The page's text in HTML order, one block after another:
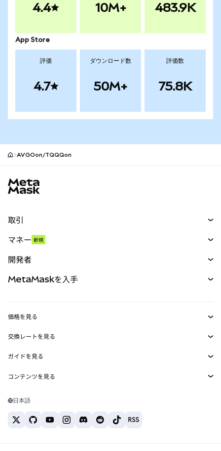
4.4 10M+ 483.9K
App Store
評価
4.7
ダウンロード数
50M+
評価数
75.8K
AVGOon/TQQQon
取引
パーペチュアル
RWA
マネー 新規
開発者
MetaMask Connect
Snaps
Web3サービス
MetaMaskを入手
セキュリティ
サポート
キャリア
お問い合わせ
価格を見る
イーサリアムの価格
Solanaの価格
Tetherの価格
交換レートを見る
ETH→USD
USDT→INR
BTC→INR
ETH→USDT
ガイドを見る
ETHの購入
USDTの購入
コンテンツを見る
Solanaウォレット
日本語